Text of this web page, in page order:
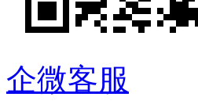
企微客服